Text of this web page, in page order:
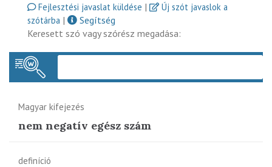
Fejlesztési javaslat küldése |
Új szót javaslok a
szótárba |
Segítség
Keresett szó vagy szórész megadása:
Magyar kifejezés
nem negatív egész szám
definíció